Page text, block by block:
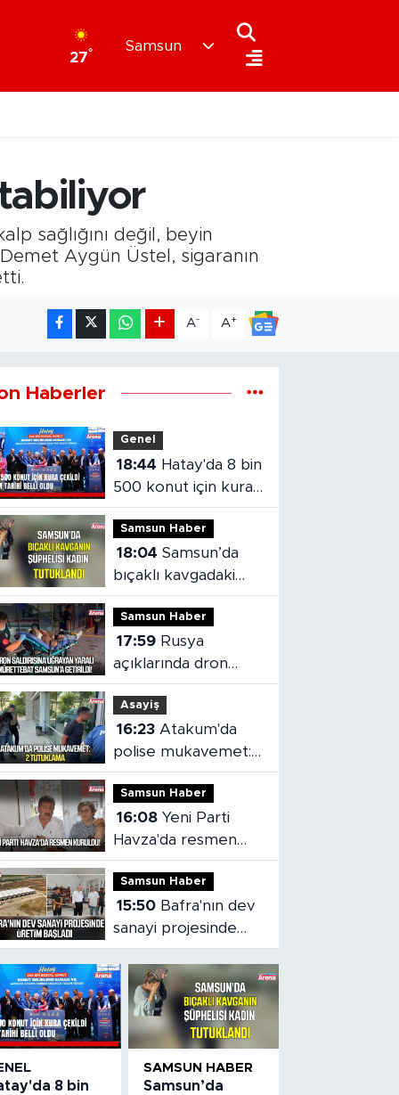
27°
Samsun
sağlığını değil, beyin
Aygün Üstel, sigaranın
A- A+
Haberler
Genel
18:44
500 konut için kura
çekildi
Samsun Haber
18:04 Samsun’da
bıçaklı kavgadaki
kadın şüpheli
tutuklandı
Samsun Haber
17:59
açıklarında dron
saldırısı: Yaralı
mürettebat
Samsun'a getirildi
Asayiş
16:23 Atakum'da
polise mukavemet:
2 tutuklama
Samsun Haber
16:08
Havza'da resmen
kuruldu
Samsun Haber
15:50
sanayi projesinde
üretim başladı
8 bin
SAMSUN HABER
Samsun’da